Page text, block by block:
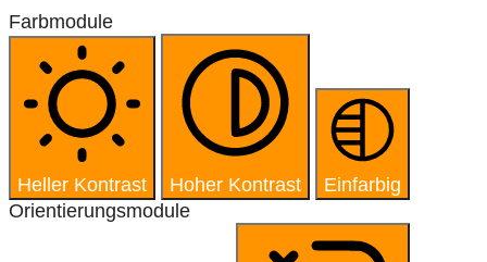
Farbmodule
Heller Kontrast Hoher Kontrast
Einfarbig
Orientierungsmodule